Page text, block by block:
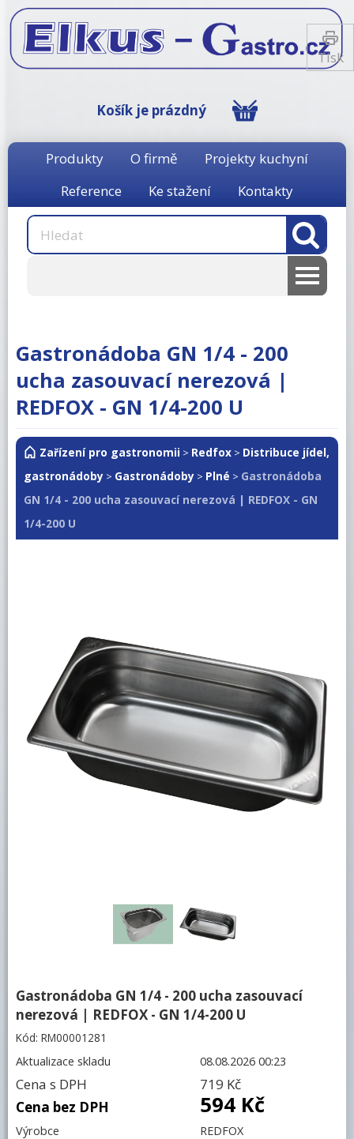
Košík je prázdný
Produkty O firmě
Projekty kuchyní
Reference
Ke stažení Kontakty
RM LOTUS 700
Roboty, příprava masa a zeleniny
Pizza program
Konvektomaty
Šokery
Salamandry
Regálový systém
Drop In - Monoblok
Bufety, drop-in, vitríny, výdejní vany a
vodní lázně
Volně stojící moduly
Nerezový program
Příprava masa a zeleniny
Pizza program
Konvektomaty
Trouby pro rychlou přípravu
Šokery
Gastronádoba GN 1/4 - 200
ucha zasouvací nerezová |
REDFOX - GN 1/4-200 U
Zařízení pro gastronomii > Redfox > Distribuce jídel,
gastronádoby > Gastronádoby > Plné > Gastronádoba
GN 1/4 - 200 ucha zasouvací nerezová | REDFOX - GN
1/4-200 U
Gastronádoba GN 1/4 - 200 ucha zasouvací
nerezová | REDFOX - GN 1/4-200 U
Kód: RM00001281
Aktualizace skladu
08.08.2026 00:23
Cena s DPH
719 Kč
Cena bez DPH
594 Kč
Výrobce
REDFOX
Tisk